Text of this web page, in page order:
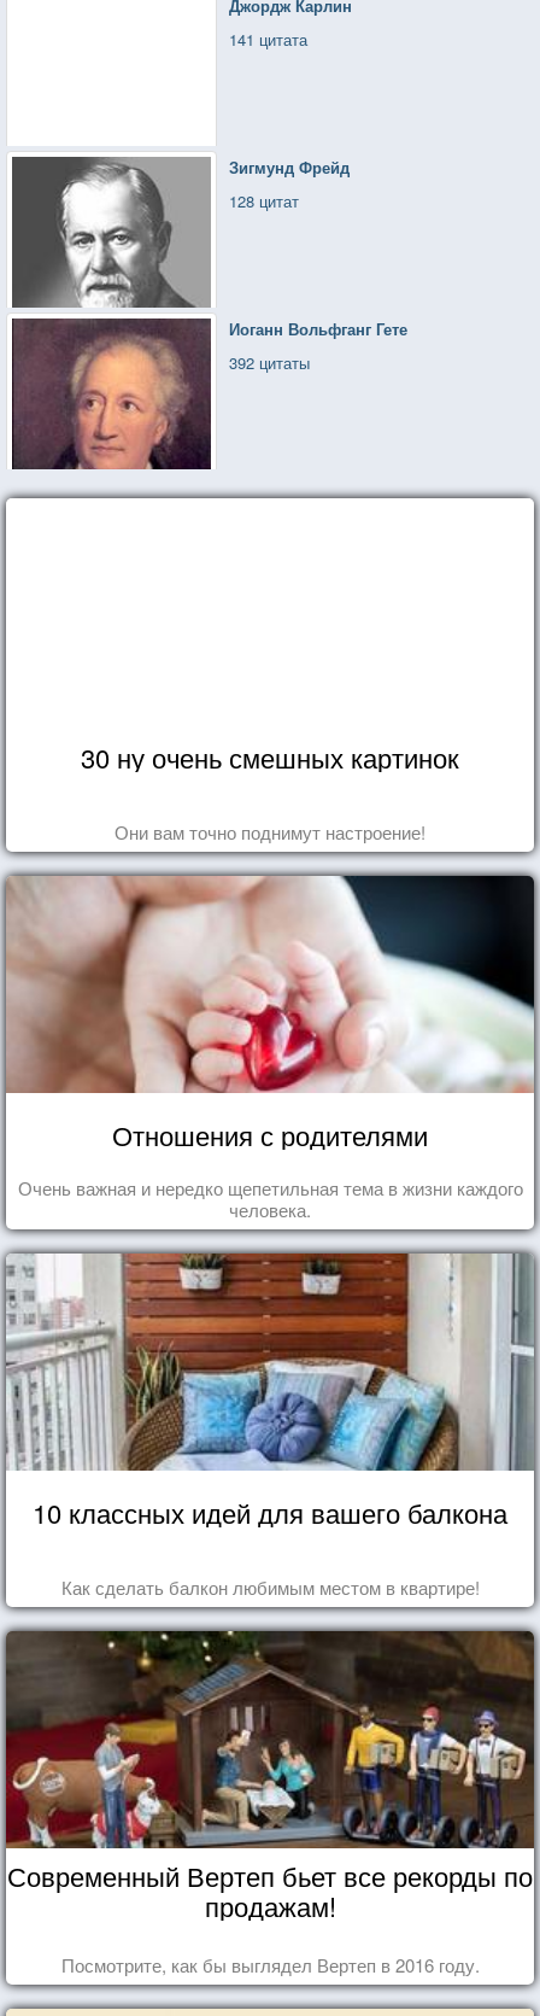
Джордж Карлин
141 цитата
Зигмунд Фрейд
128 цитат
Иоганн Вольфганг Гете
392 цитаты
30 ну очень смешных картинок
Они вам точно поднимут настроение!
Отношения с родителями
Очень важная и нередко щепетильная тема в жизни каждого
человека.
10 классных идей для вашего балкона
Как сделать балкон любимым местом в квартире!
Современный Вертеп бьет все рекорды по
продажам!
Посмотрите, как бы выглядел Вертеп в 2016 году.